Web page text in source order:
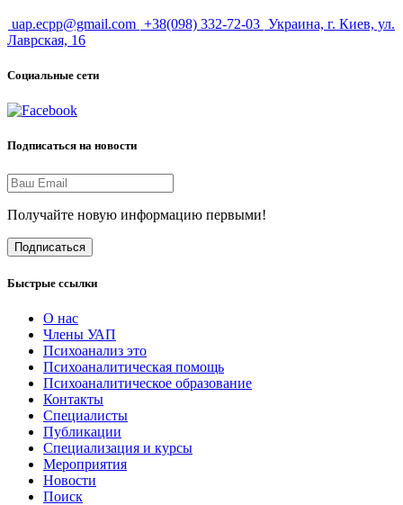
uap.ecpp@gmail.com +38(098) 332-72-03 Украина, г. Киев, ул.
Лаврская, 16
Социальные сети
Подписаться на новости
Получайте новую информацию первыми!
Подписаться
Быстрые ссылки
О нас
Члены УАП
Психоанализ это
Психоаналитическая помощь
Психоаналитическое образование
Контакты
Специалисты
Публикации
Специализация и курсы
Мероприятия
Новости
Поиск